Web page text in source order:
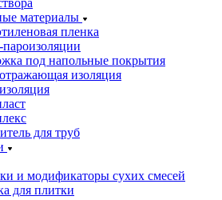
материалы
пленка
под напольные покрытия
изоляция
для труб
и модификаторы сухих смесей
для плитки